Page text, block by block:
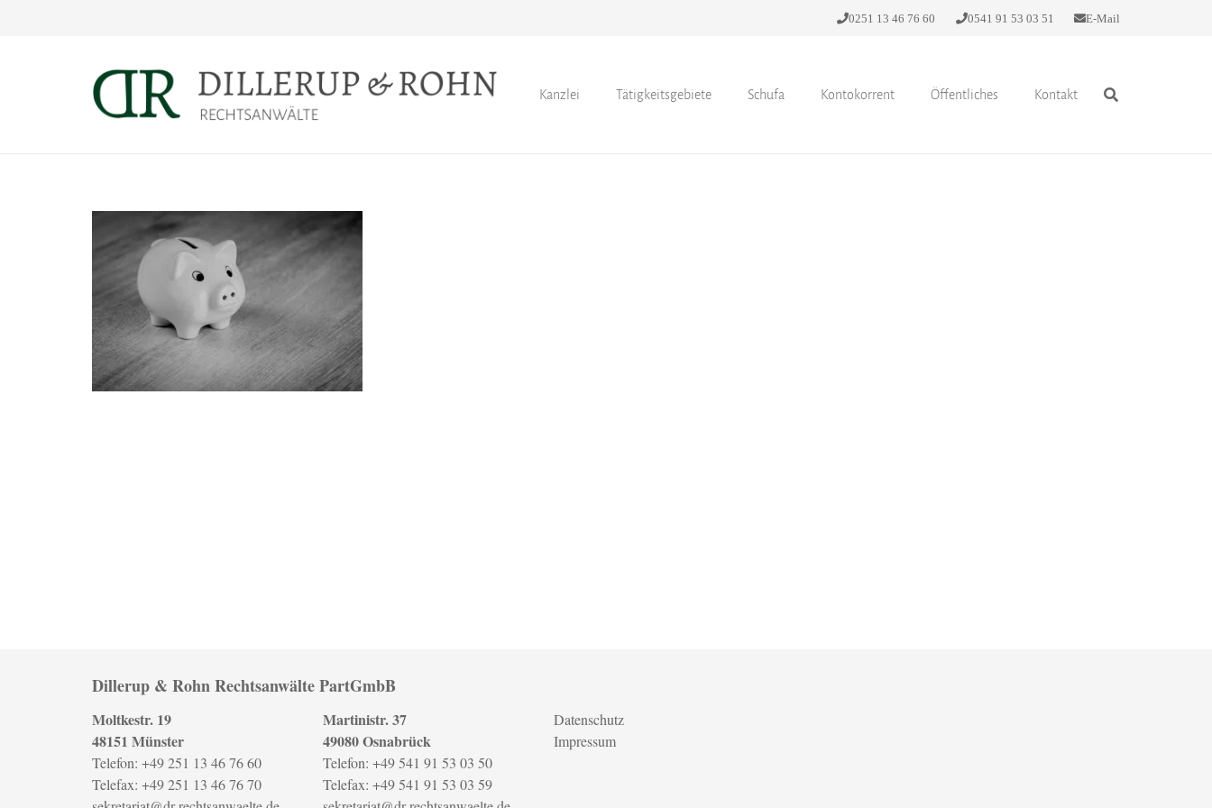
0251 13 46 76 60 0541 91 53 03 51 E-Mail
Kanzlei Tätigkeitsgebiete Schufa Kontokorrent Öffentliches Kontakt
Dillerup & Rohn Rechtsanwälte PartGmbB
Moltkestr. 19
48151 Münster
Telefon: +49 251 13 46 76 60
Telefax: +49 251 13 46 76 70
Martinistr. 37
49080 Osnabrück
Telefon: +49 541 91 53 03 50
Telefax: +49 541 91 53 03 59
Datenschutz
Impressum